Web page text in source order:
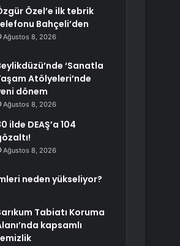
Özel’e ilk tebrik
Bahçeli’den
Ağustos 8, 2026
‘Sanatla
Atölyeleri’nde
dönem
Ağustos 8, 2026
ilde DEAŞ’a 104
Ağustos 8, 2026
neden yükseliyor?
Tabiatı Koruma
kapsamlı